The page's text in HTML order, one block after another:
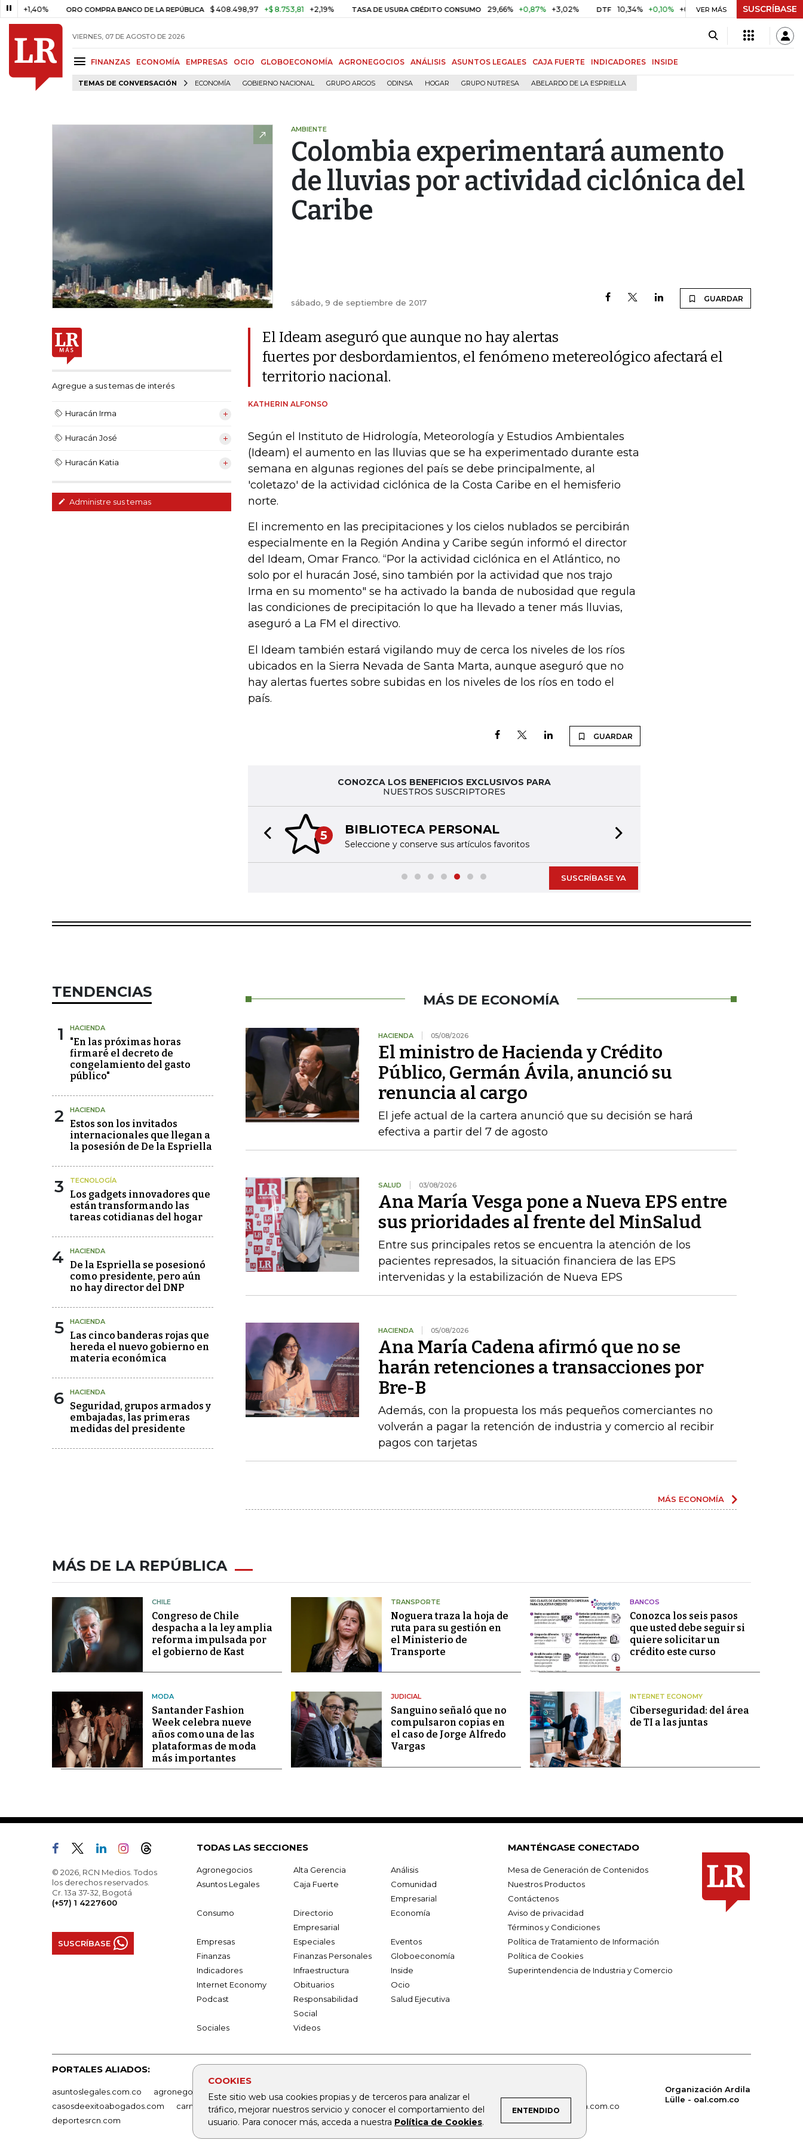
ORO COMPRA BANCO DE LA REPÚBLICA $ 408.498,97 +$ 8.753,81 +2,19% TASA DE USURA CRÉDITO CONSUMO 29,66% +0,87% +3,02% DTF 10,34% +0,10% +0,98% UVR $ 416,91 +$ 0,05
VER MÁS SUSCRÍBASE
VIERNES, 07 DE AGOSTO DE 2026
FINANZAS ECONOMÍA EMPRESAS OCIO GLOBOECONOMÍA AGRONEGOCIOS ANÁLISIS ASUNTOS LEGALES CAJA FUERTE INDICADORES INSIDE
TEMAS DE CONVERSACIÓN ECONOMÍA GOBIERNO NACIONAL GRUPO ARGOS ODINSA HOGAR GRUPO NUTRESA ABELARDO DE LA ESPRIELLA
COOKIES
Este sitio web usa cookies propias y de terceros para analizar el
tráfico, mejorar nuestros servicio y conocer el comportamiento del
usuario. Para conocer más, acceda a nuestra Política de Cookies.
ENTENDIDO
AMBIENTE
Colombia experimentará aumento
de lluvias por actividad ciclónica del
Caribe
sábado, 9 de septiembre de 2017 GUARDAR
Agregue a sus temas de interés
Huracán Irma
Huracán José
Huracán Katia
Administre sus temas
El Ideam aseguró que aunque no hay alertas
fuertes por desbordamientos, el fenómeno metereológico afectará el
territorio nacional.
KATHERIN ALFONSO
Según el Instituto de Hidrología, Meteorología y Estudios Ambientales
(Ideam) el aumento en las lluvias que se ha experimentado durante esta
semana en algunas regiones del país se debe principalmente, al
'coletazo' de la actividad ciclónica de la Costa Caribe en el hemisferio
norte.
El incremento en las precipitaciones y los cielos nublados se percibirán
especialmente en la Región Andina y Caribe según informó el director
del Ideam, Omar Franco. “Por la actividad ciclónica en el Atlántico, no
solo por el huracán José, sino también por la actividad que nos trajo
Irma en su momento" se ha activado la banda de nubosidad que regula
las condiciones de precipitación lo que ha llevado a tener más lluvias,
aseguró a La FM el directivo.
El Ideam también estará vigilando muy de cerca los niveles de los ríos
ubicados en la Sierra Nevada de Santa Marta, aunque aseguró que no
hay alertas fuertes sobre subidas en los niveles de los ríos en todo el
país.
GUARDAR
CONOZCA LOS BENEFICIOS EXCLUSIVOS PARA
NUESTROS SUSCRIPTORES
5 BIBLIOTECA PERSONAL
Seleccione y conserve sus artículos favoritos
Previous slide
SUSCRÍBASE YA
TENDENCIAS
1 HACIENDA
"En las próximas horas
firmaré el decreto de
congelamiento del gasto
público"
2 HACIENDA
Estos son los invitados
internacionales que llegan a
la posesión de De la Espriella
3 TECNOLOGÍA
Los gadgets innovadores que
están transformando las
tareas cotidianas del hogar
4 HACIENDA
De la Espriella se posesionó
como presidente, pero aún
no hay director del DNP
5 HACIENDA
Las cinco banderas rojas que
hereda el nuevo gobierno en
materia económica
6 HACIENDA
Seguridad, grupos armados y
embajadas, las primeras
medidas del presidente
MÁS DE ECONOMÍA
HACIENDA 05/08/2026
El ministro de Hacienda y Crédito
Público, Germán Ávila, anunció su
renuncia al cargo
El jefe actual de la cartera anunció que su decisión se hará
efectiva a partir del 7 de agosto
SALUD 03/08/2026
Ana María Vesga pone a Nueva EPS entre
sus prioridades al frente del MinSalud
Entre sus principales retos se encuentra la atención de los
pacientes represados, la situación financiera de las EPS
intervenidas y la estabilización de Nueva EPS
HACIENDA 05/08/2026
Ana María Cadena afirmó que no se
harán retenciones a transacciones por
Bre-B
Además, con la propuesta los más pequeños comerciantes no
volverán a pagar la retención de industria y comercio al recibir
pagos con tarjetas
MÁS ECONOMÍA
MÁS DE LA REPÚBLICA
CHILE
Congreso de Chile
despacha a la ley amplia
reforma impulsada por
el gobierno de Kast
TRANSPORTE
Noguera traza la hoja de
ruta para su gestión en
el Ministerio de
Transporte
BANCOS
Conozca los seis pasos
que usted debe seguir si
quiere solicitar un
crédito este curso
MODA
Santander Fashion
Week celebra nueve
años como una de las
plataformas de moda
más importantes
JUDICIAL
Sanguino señaló que no
compulsaron copias en
el caso de Jorge Alfredo
Vargas
INTERNET ECONOMY
Ciberseguridad: del área
de TI a las juntas
© 2026, RCN Medios. Todos
los derechos reservados.
Cr. 13a 37-32, Bogotá
(+57) 1 4227600
SUSCRÍBASE
TODAS LAS SECCIONES
Agronegocios Alta Gerencia
Análisis
Asuntos Legales
Caja Fuerte
Comunidad
Empresarial
Consumo
Directorio
Empresarial
Economía
Empresas Especiales
Eventos
Finanzas
Finanzas Personales
Globoeconomía
Indicadores
Infraestructura
Inside
Internet Economy
Obituarios
Ocio
Podcast
Responsabilidad
Social
Salud Ejecutiva
Sociales Videos
MANTÉNGASE CONECTADO
Mesa de Generación de Contenidos
Nuestros Productos
Contáctenos
Aviso de privacidad
Términos y Condiciones
Política de Tratamiento de Información
Política de Cookies
Superintendencia de Industria y Comercio
PORTALES ALIADOS:
asuntoslegales.com.co agronegocios.co empresas.larepublica.co firmasdeabogados.com
bolsaencolombia.com
casosdeexitoabogados.com
carnavalindustriacultural.com canalrcn.com rcnradio.com noticiasrcn.com lafm.com.co
alerta.com.co
deportesrcn.com
Organización Ardila
Lülle - oal.com.co